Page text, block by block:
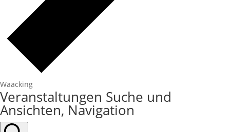
Waacking
Veranstaltungen Suche und
Ansichten, Navigation